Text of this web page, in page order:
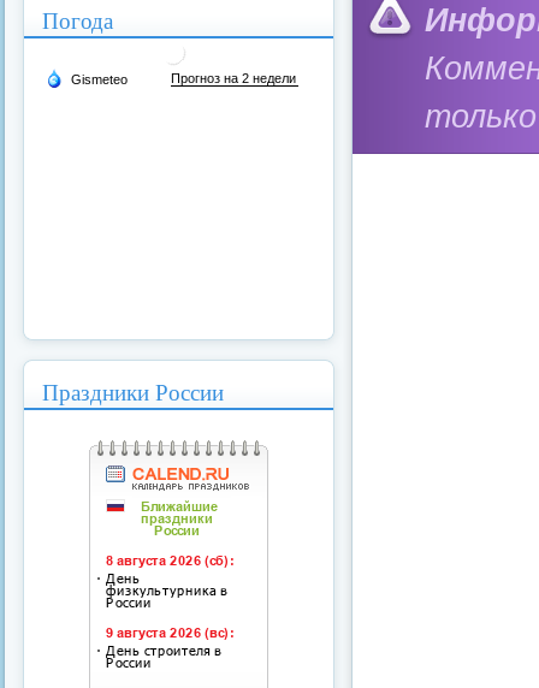
Погода
Праздники России